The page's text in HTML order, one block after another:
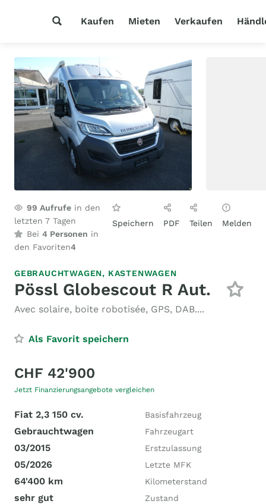
Kaufen Mieten Verkaufen
99 Aufrufe in den
letzten 7 Tagen
Bei 4 Personen in
den Favoriten4
Speichern PDF Teilen Melden
GEBRAUCHTWAGEN, KASTENWAGEN
Pössl Globescout R Aut.
Avec solaire, boite robotisée, GPS, DAB....
Als Favorit speichern
CHF 42'900
Jetzt Finanzierungsangebote vergleichen
Fiat 2,3 150 cv. Basisfahrzeug
Gebrauchtwagen Fahrzeugart
03/2015 Erstzulassung
05/2026 Letzte MFK
64'400 km Kilometerstand
sehr gut Zustand